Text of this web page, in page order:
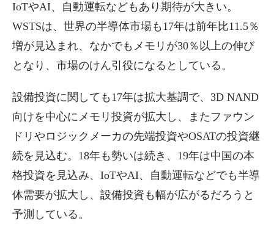
IoTやAI、自動運転などもあり期待が大きい。
WSTSは、世界の半導体市場も17年は前年比11.5％
増が見込まれ、なかでもメモリが30％以上の伸び
となり、市場のけん引役になるとしている。
設備投資に関しても17年は拡大基調で、3D NAND
向けを中心にメモリ投資が拡大し、またファウン
ドリやロジックメーカの先端投資やOSATの投資継
続を見込む。18年も勢いは続き、19年は中国の本
格投資を見込み、IoTやAI、自動運転などでも半導
体需要が拡大し、設備投資も幅が広がるだろうと
予測している。